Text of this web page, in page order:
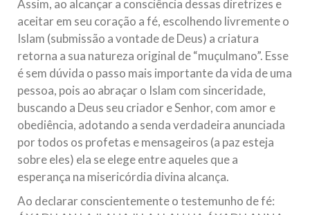
Assim, ao alcançar a consciência dessas diretrizes e
aceitar em seu coração a fé, escolhendo livremente o
Islam (submissão a vontade de Deus) a criatura
retorna a sua natureza original de “muçulmano”. Esse
é sem dúvida o passo mais importante da vida de uma
pessoa, pois ao abraçar o Islam com sinceridade,
buscando a Deus seu criador e Senhor, com amor e
obediência, adotando a senda verdadeira anunciada
por todos os profetas e mensageiros (a paz esteja
sobre eles) ela se elege entre aqueles que a
esperança na misericórdia divina alcança.
Ao declarar conscientemente o testemunho de fé: